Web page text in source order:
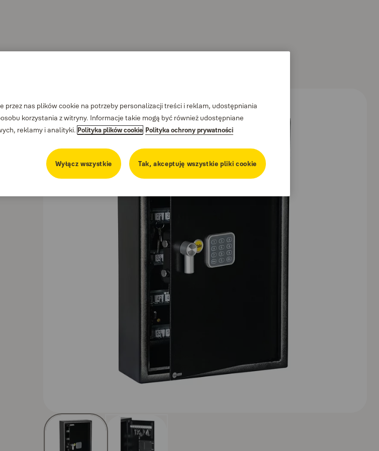
przez nas plików cookie na potrzeby personalizacji treści i reklam, udostępniania
korzystania z witryny. Informacje takie mogą być również udostępniane
reklamy i analityki. Polityka plików cookie Polityka ochrony prywatności
Wyłącz wszystkie Tak, akceptuję wszystkie pliki cookie